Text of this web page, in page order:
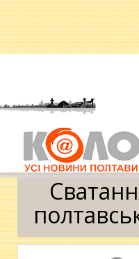
Головна » Фото »
полтавських студентів